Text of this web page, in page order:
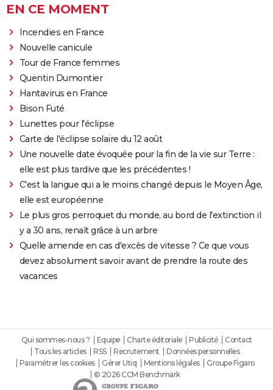
EN CE MOMENT
Incendies en France
Nouvelle canicule
Tour de France femmes
Quentin Dumontier
Hantavirus en France
Bison Futé
Lunettes pour l'éclipse
Carte de l'éclipse solaire du 12 août
Une nouvelle date évoquée pour la fin de la vie sur Terre :
elle est plus tardive que les précédentes !
C'est la langue qui a le moins changé depuis le Moyen Âge,
elle est européenne
Le plus gros perroquet du monde, au bord de l'extinction il
y a 30 ans, renaît grâce à un arbre
Quelle amende en cas d'excès de vitesse ? Ce que vous
devez absolument savoir avant de prendre la route des
vacances
Qui sommes-nous ? Equipe Charte éditoriale Publicité
Contact
Tous les articles
RSS Recrutement
Données personnelles
Paramétrer les cookies
Gérer Utiq Mentions légales
Groupe Figaro
© 2026 CCM Benchmark